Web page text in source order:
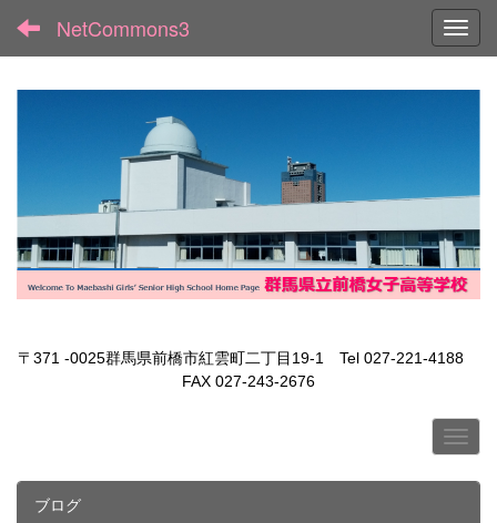
NetCommons3
〒371 -0025群馬県前橋市紅雲町二丁目19-1 Tel 027-221-4188
FAX 027-243-2676
ブログ